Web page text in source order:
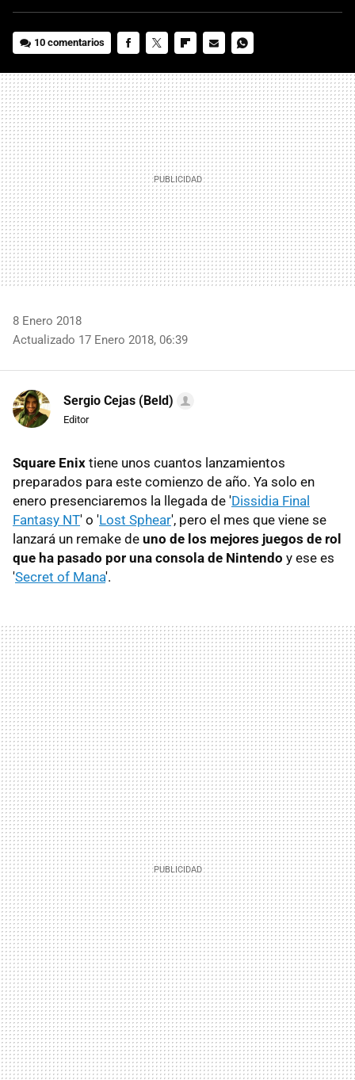
10 comentarios
MAIL
8 Enero 2018
Actualizado 17 Enero 2018, 06:39
Sergio Cejas (Beld)
Editor
Square Enix tiene unos cuantos lanzamientos
preparados para este comienzo de año. Ya solo en
enero presenciaremos la llegada de 'Dissidia Final
Fantasy NT' o 'Lost Sphear', pero el mes que viene se
lanzará un remake de uno de los mejores juegos de rol
que ha pasado por una consola de Nintendo y ese es
'Secret of Mana'.